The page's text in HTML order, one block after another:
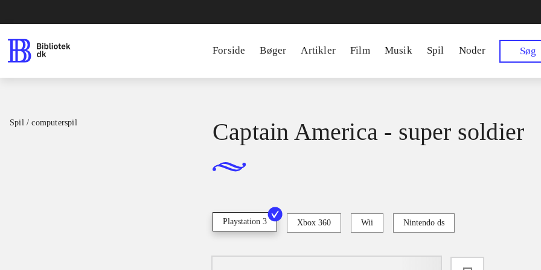
Forside Bøger Artikler Film Musik Spil Noder Søg
Spil / computerspil Captain America - super soldier
Playstation 3 Xbox 360 Wii Nintendo ds